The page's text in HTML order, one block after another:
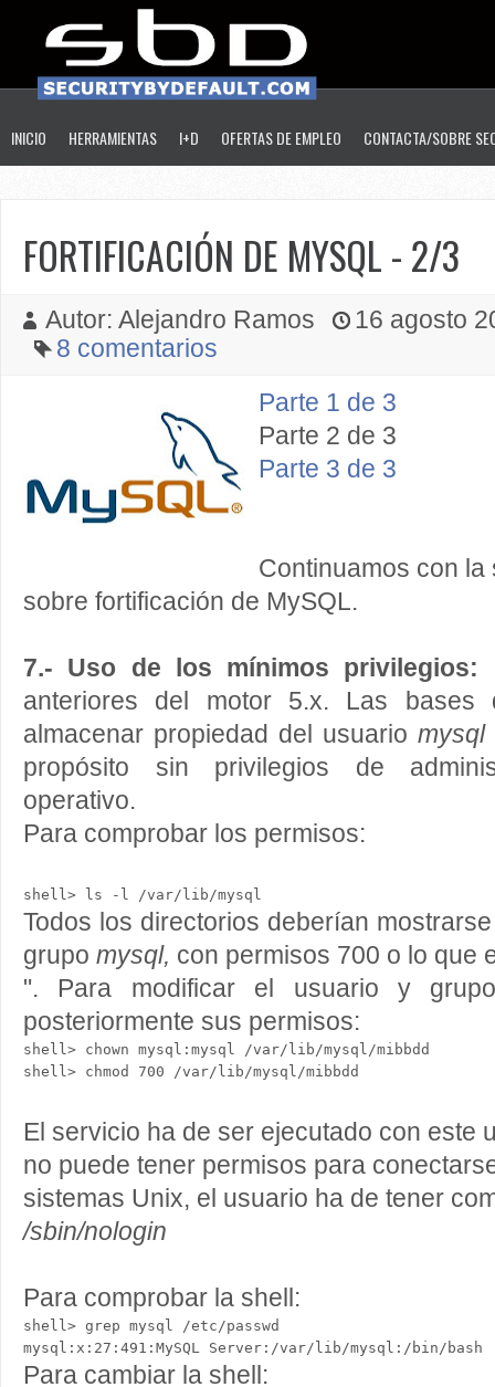
INICIO HERRAMIENTAS I+D OFERTAS DE EMPLEO CONTACTA/SOBRE
FORTIFICACIÓN DE MYSQL - 2/3
Autor: Alejandro Ramos
16 agosto
8 comentarios
Parte 1 de 3
Parte 2 de 3
Parte 3 de 3
Continuamos con
sobre fortificación de MySQL.
7.- Uso de los mínimos privilegios:
anteriores del motor 5.x. Las
almacenar propiedad del usuario mysql
propósito sin privilegios de
operativo.
Para comprobar los permisos:
shell> ls -l /var/lib/mysql
Todos los directorios deberían
grupo mysql, con permisos 700 o lo que
". Para modificar el usuario y
posteriormente sus permisos:
shell> chown mysql:mysql /var/lib/mysql/mibbdd
shell> chmod 700 /var/lib/mysql/mibbdd
El servicio ha de ser ejecutado con este
no puede tener permisos para
sistemas Unix, el usuario ha de tener
/sbin/nologin
Para comprobar la shell:
shell> grep mysql /etc/passwd
mysql:x:27:491:MySQL Server:/var/lib/mysql:/bin/bash
Para cambiar la shell: